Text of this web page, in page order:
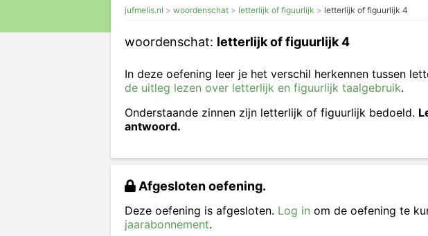
jufmelis.nl woordenschat letterlijk of figuurlijk letterlijk of figuurlijk 4
woordenschat: letterlijk of figuurlijk 4
In deze oefening leer je het verschil herkennen tussen
de uitleg lezen over letterlijk en figuurlijk taalgebruik.
Onderstaande zinnen zijn letterlijk of figuurlijk bedoeld.
antwoord.
Afgesloten oefening.
Deze oefening is afgesloten. Log in om de oefening te
jaarabonnement.